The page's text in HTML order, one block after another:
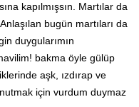
kapılmışsın. Martılar da
bugün martıları da
duygularımın
bakma öyle gülüp
aşk, ızdırap ve
için vurdum duymaz